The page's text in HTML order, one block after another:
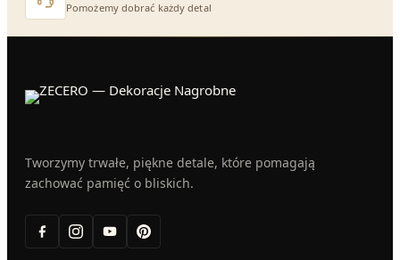
Pomożemy dobrać każdy detal
Tworzymy trwałe, piękne detale, które pomagają
zachować pamięć o bliskich.